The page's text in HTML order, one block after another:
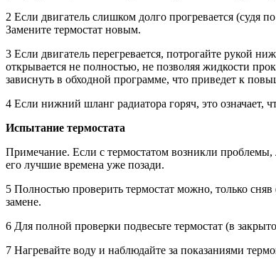
2 Если двигатель слишком долго прогревается (судя
Замените термостат новым.
3 Если двигатель перегревается, потрогайте рукой
открывается не полностью, не позволяя жидкости
зависнуть в обходной программе, что приведет к
4 Если нижний шланг радиатора горяч, это означает,
Испытание термостата
Примечание. Если с термостатом возникли
его лучшие времена уже позади.
5 Полностью проверить термостат можно, только
замене.
6 Для полной проверки подвесьте термостат (в
7 Нагревайте воду и наблюдайте за показаниями